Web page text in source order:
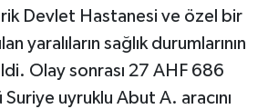
Devlet Hastanesi ve özel bir
yaralıların sağlık durumlarının
Olay sonrası 27 AHF 686
uyruklu Abut A. aracını